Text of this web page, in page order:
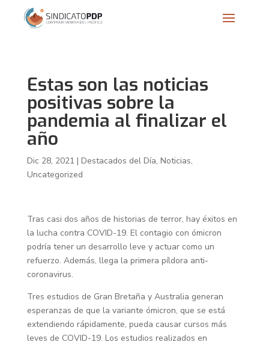
Estas son las noticias
positivas sobre la
pandemia al finalizar el
año
Dic 28, 2021 | Destacados del Día, Noticias,
Uncategorized
Tras casi dos años de historias de terror, hay éxitos en
la lucha contra COVID-19. El contagio con ómicron
podría tener un desarrollo leve y actuar como un
refuerzo. Además, llega la primera píldora anti-
coronavirus.
Tres estudios de Gran Bretaña y Australia generan
esperanzas de que la variante ómicron, que se está
extendiendo rápidamente, pueda causar cursos más
leves de COVID-19. Los estudios realizados en